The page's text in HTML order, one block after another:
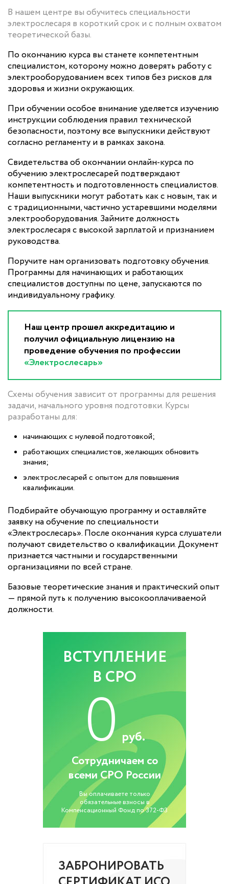
В нашем центре вы обучитесь специальности
электрослесаря в короткий срок и с полным охватом
теоретической базы.
По окончанию курса вы станете компетентным
специалистом, которому можно доверять работу с
электрооборудованием всех типов без рисков для
здоровья и жизни окружающих.
При обучении особое внимание уделяется изучению
инструкции соблюдения правил технической
безопасности, поэтому все выпускники действуют
согласно регламенту и в рамках закона.
Свидетельства об окончании онлайн-курса по
обучению электрослесарей подтверждают
компетентность и подготовленность специалистов.
Наши выпускники могут работать как с новым, так и
с традиционными, частично устаревшими моделями
электрооборудования. Займите должность
электрослесаря с высокой зарплатой и признанием
руководства.
Поручите нам организовать подготовку обучения.
Программы для начинающих и работающих
специалистов доступны по цене, запускаются по
индивидуальному графику.
Наш центр прошел аккредитацию и
получил официальную лицензию на
проведение обучения по профессии
«Электрослесарь»
Схемы обучения зависит от программы для решения
задачи, начального уровня подготовки. Курсы
разработаны для:
начинающих с нулевой подготовкой;
работающих специалистов, желающих обновить
знания;
электрослесарей с опытом для повышения
квалификации.
Подбирайте обучающую программу и оставляйте
заявку на обучение по специальности
«Электрослесарь». После окончания курса слушатели
получают свидетельство о квалификации. Документ
признается частными и государственными
организациями по всей стране.
Базовые теоретические знания и практический опыт
— прямой путь к получению высокооплачиваемой
должности.
ВСТУПЛЕНИЕ
В СРО
0 руб.
Сотрудничаем со
всеми СРО России
Вы оплачиваете только
обязательные взносы в
Компенсационный Фонд по 372-ФЗ
ЗАБРОНИРОВАТЬ